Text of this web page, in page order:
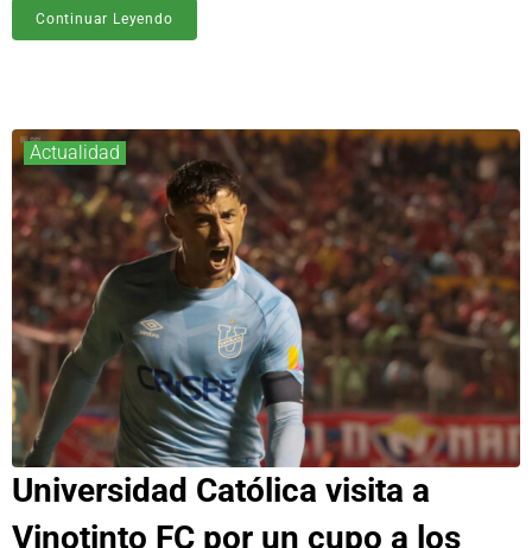
Continuar Leyendo
Actualidad
Universidad Católica visita a
Vinotinto FC por un cupo a los